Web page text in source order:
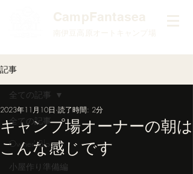
​CampFantasea
南伊豆高原オートキャンプ場
記事
全ての記事
Owner'sBlog
小屋作り準備編
全ての記事
キャンプ場オーナーの朝は
こんな感じです
2023年11月10日 読了時間: 2分